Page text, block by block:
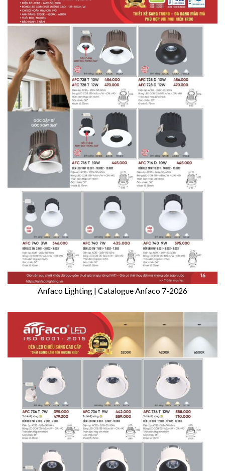
Anfaco Lighting | Catalogue Anfaco 7-2026